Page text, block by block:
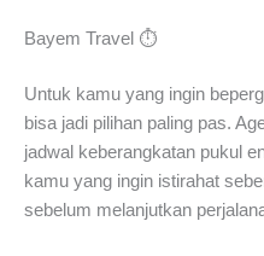
Bayem Travel ⏱️
Untuk kamu yang ingin
bisa jadi pilihan paling pas.
jadwal keberangkatan pukul
kamu yang ingin istirahat
sebelum melanjutkan